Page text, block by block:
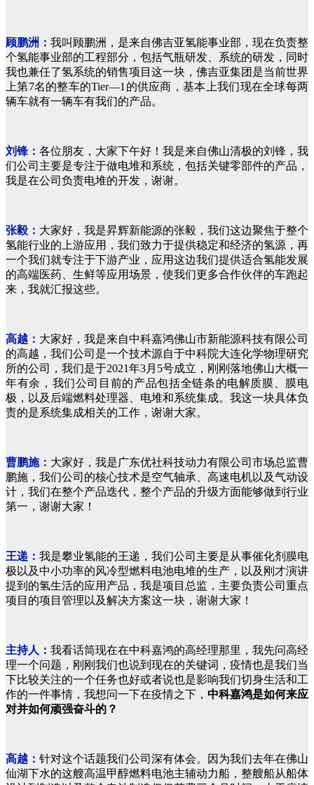
顾鹏洲： 我叫顾鹏洲，是来自佛吉亚氢能事业部，现在负责整
个氢能事业部的工程部分，包括气瓶研发、系统的研发，同时
我也兼任了氢系统的销售项目这一块，佛吉亚集团是当前世界
上第7名的整车的Tier—1的供应商，基本上我们现在全球每两
辆车就有一辆车有我们的产品。
刘锋： 各位朋友，大家下午好！我是来自佛山清极的刘锋，我
们公司主要是专注于做电堆和系统，包括关键零部件的产品，
我是在公司负责电堆的开发，谢谢。
张毅： 大家好，我是昇辉新能源的张毅，我们这边聚焦于整个
氢能行业的上游应用，我们致力于提供稳定和经济的氢源，再
一个我们就专注于下游产业，应用这边我们提供适合氢能发展
的高端医药、生鲜等应用场景，使我们更多合作伙伴的车跑起
来，我就汇报这些。
高越： 大家好，我是来自中科嘉鸿佛山市新能源科技有限公司
的高越，我们公司是一个技术源自于中科院大连化学物理研究
所的公司，我们是于2021年3月5号成立，刚刚落地佛山大概一
年有余，我们公司目前的产品包括全链条的电解质膜、膜电
极，以及后端燃料处理器、电堆和系统集成。我这一块具体负
责的是系统集成相关的工作，谢谢大家。
曹鹏施： 大家好，我是广东优社科技动力有限公司市场总监曹
鹏施，我们公司的核心技术是空气轴承、高速电机以及气动设
计，我们在整个产品迭代，整个产品的升级方面能够做到行业
第一，谢谢大家！
王递： 我是攀业氢能的王递，我们公司主要是从事催化剂膜电
极以及中小功率的风冷型燃料电池电堆的生产，以及刚才演讲
提到的氢生活的应用产品，我是项目总监，主要负责公司重点
项目的项目管理以及解决方案这一块，谢谢大家！
主持人： 我看话筒现在在中科嘉鸿的高经理那里，我先问高经
理一个问题，刚刚我们也说到现在的关键词，疫情也是我们当
下比较关注的一个任务也好或者说也是影响我们切身生活和工
作的一件事情，我想问一下在疫情之下， 中科嘉鸿是如何来应
对并如何顽强奋斗的？
高越： 针对这个话题我们公司深有体会。因为我们去年在佛山
仙湖下水的这艘高温甲醇燃料电池主辅动力船，整艘船从船体